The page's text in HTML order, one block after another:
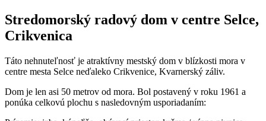
Stredomorský radový dom v centre Selce,
Crikvenica
Táto nehnuteľnosť je atraktívny mestský dom v blízkosti mora v
centre mesta Selce neďaleko Crikvenice, Kvarnerský záliv.
Dom je len asi 50 metrov od mora. Bol postavený v roku 1961 a
ponúka celkovú plochu s nasledovným usporiadaním: